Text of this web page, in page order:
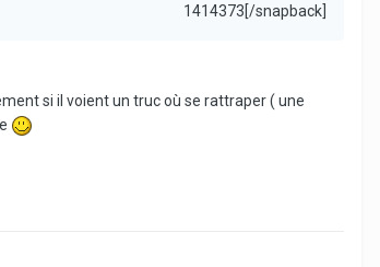
1414373[/snapback]
si il voient un truc où se rattraper ( une